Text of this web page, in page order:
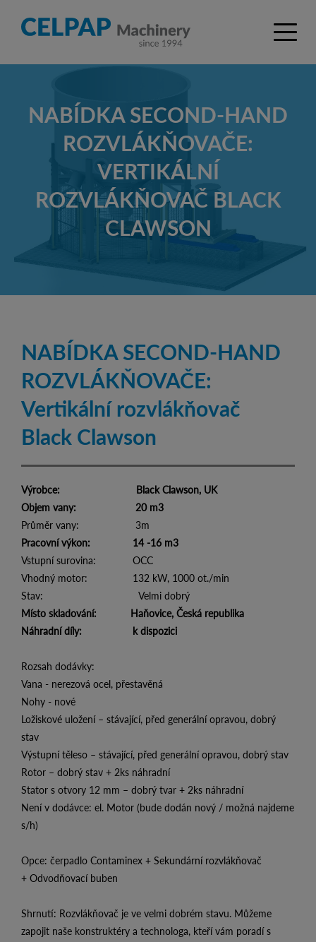
NABÍDKA SECOND-HAND
ROZVLÁKŇOVAČE:
VERTIKÁLNÍ
ROZVLÁKŇOVAČ BLACK
CLAWSON
NABÍDKA SECOND-HAND
ROZVLÁKŇOVAČE:
Vertikální rozvlákňovač
Black Clawson
Výrobce: Black Clawson, UK
Objem vany: 20 m3
Průměr vany: 3m
Pracovní výkon: 14 -16 m3
Vstupní surovina: OCC
Vhodný motor: 132 kW, 1000 ot./min
Stav: Velmi dobrý
Místo skladování: Haňovice, Česká republika
Náhradní díly: k dispozici
Rozsah dodávky:
Vana - nerezová ocel, přestavěná
Nohy - nové
Ložiskové uložení – stávající, před generální opravou, dobrý
stav
Výstupní těleso – stávající, před generální opravou, dobrý stav
Rotor – dobrý stav + 2ks náhradní
Stator s otvory 12 mm – dobrý tvar + 2ks náhradní
Není v dodávce: el. Motor (bude dodán nový / možná najdeme
s/h)
Opce: čerpadlo Contaminex + Sekundární rozvlákňovač
+ Odvodňovací buben
Shrnutí: Rozvlákňovač je ve velmi dobrém stavu. Můžeme
zapojit naše konstruktéry a technologa, kteří vám poradí s